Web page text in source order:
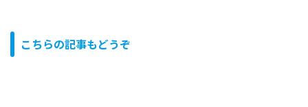
こちらの記事もどうぞ